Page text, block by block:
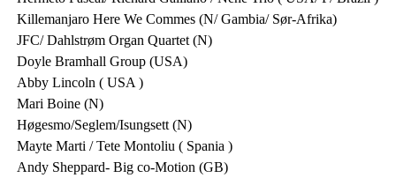
Killemanjaro Here We Commes (N/ Gambia/ Sør-Afrika)
JFC/ Dahlstrøm Organ Quartet (N)
Doyle Bramhall Group (USA)
Abby Lincoln ( USA )
Mari Boine (N)
Høgesmo/Seglem/Isungsett (N)
Mayte Marti / Tete Montoliu ( Spania )
Andy Sheppard- Big co-Motion (GB)